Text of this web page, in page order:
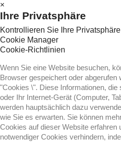
×
Ihre Privatsphäre
Kontrollieren Sie Ihre Privatsphäre
Cookie Manager
Cookie-Richtlinien
Wenn Sie eine Website besuchen,
Browser gespeichert oder
"Cookies \". Diese Informationen,
oder Ihr Internet-Gerät (Computer,
werden hauptsächlich dazu
wie Sie es erwarten. Sie können
Cookies auf dieser Website erfahren
notwendiger Cookies verhindern,